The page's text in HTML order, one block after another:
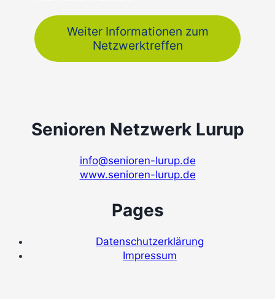
Weiter Informationen zum
Netzwerktreffen
Senioren Netzwerk Lurup
info@senioren-lurup.de
www.senioren-lurup.de
Pages
Datenschutzerklärung
Impressum